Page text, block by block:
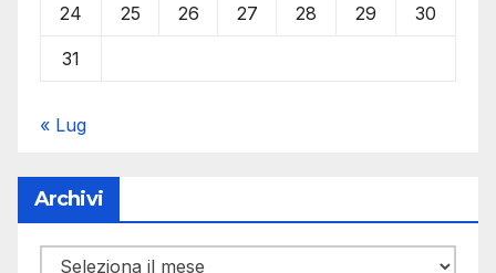
24 25 26 27 28 29 30
31
« Lug
Archivi
Archivi